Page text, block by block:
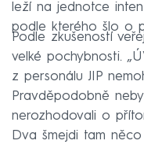
leží na jednotce
podle kterého šlo o
Podle zkušeností
velké pochybnosti.
z personálu JIP
Pravděpodobně
nerozhodovali o
Dva šmejdi tam